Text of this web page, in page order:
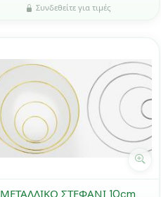
Συνδεθείτε για τιμές
ΜΕΤΑΛΛΙΚΟ ΣΤΕΦΑΝΙ 10cm